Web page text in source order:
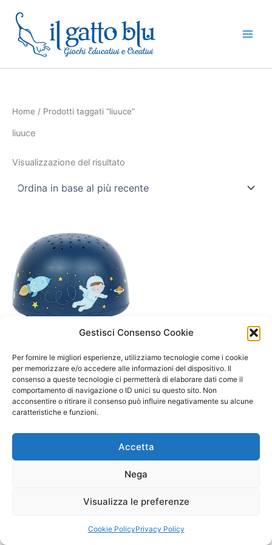
Gestisci Consenso Cookie
Per fornire le migliori esperienze, utilizziamo tecnologie come i cookie
per memorizzare e/o accedere alle informazioni del dispositivo. Il
consenso a queste tecnologie ci permetterà di elaborare dati come il
comportamento di navigazione o ID unici su questo sito. Non
acconsentire o ritirare il consenso può influire negativamente su alcune
caratteristiche e funzioni.
Accetta
Nega
Visualizza le preferenze
Cookie PolicyPrivacy Policy
contenuto
Home / Prodotti taggati “liuuce”
liuuce
Visualizzazione del risultato
Proiettore Blu astronauti –
24,90€
Aggiungi al carrello
Copyright © 2026 Il Gatto Blu Giochi educativi Montessori e